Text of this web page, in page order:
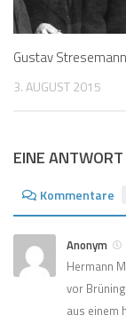
Gustav Stresemann
3. AUGUST 2015
EINE ANTWORT
Kommentare
Anonym
Hermann
vor
aus einem